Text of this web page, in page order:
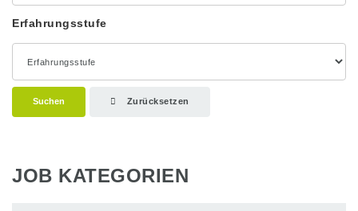
Erfahrungsstufe
Suchen Zurücksetzen
JOB KATEGORIEN